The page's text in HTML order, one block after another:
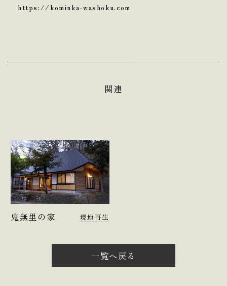
https://kominka-washoku.com
関連
鬼無里の家 現地再生
一覧へ戻る